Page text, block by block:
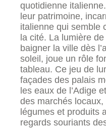
quotidienne
leur patrimoine,
italienne qui semble
la cité. La lumière
baigner la ville dès
soleil, joue un rôle
tableau. Ce jeu de
façades des palais
les eaux de l’Adige
des marchés locaux,
légumes et produits
regards souriants